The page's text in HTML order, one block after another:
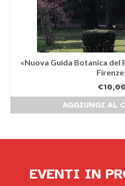
«Nuova Guida Botanica del
€10,00
AGGIUNGI AL
EVENTI IN